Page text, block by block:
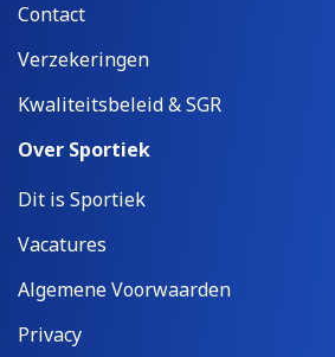
Contact
Verzekeringen
Kwaliteitsbeleid & SGR
Over Sportiek
Dit is Sportiek
Vacatures
Algemene Voorwaarden
Privacy